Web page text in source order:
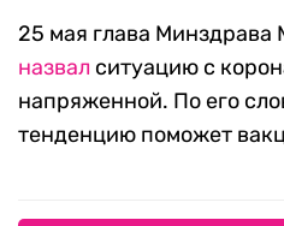
25 мая глава
назвал ситуацию с
напряженной. По его
тенденцию поможет